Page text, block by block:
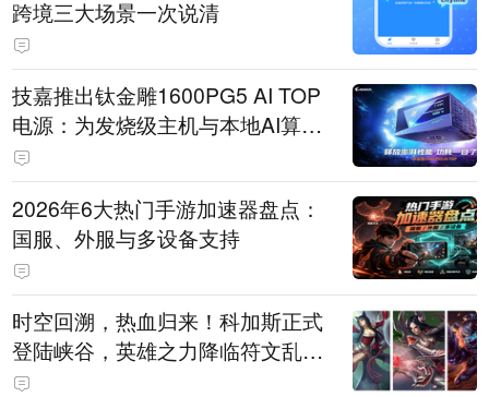
跨境三大场景一次说清
技嘉推出钛金雕1600PG5 AI TOP
电源：为发烧级主机与本地AI算力
打造旗舰供电方案
2026年6大热门手游加速器盘点：
国服、外服与多设备支持
时空回溯，热血归来！科加斯正式
登陆峡谷，英雄之力降临符文乱
斗！